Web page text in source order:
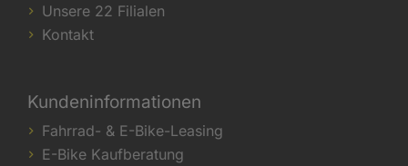
Unsere 22 Filialen
Kontakt
Kundeninformationen
Fahrrad- & E-Bike-Leasing
E-Bike Kaufberatung